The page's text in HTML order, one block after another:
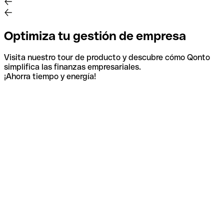
Optimiza tu gestión de empresa
Visita nuestro tour de producto y descubre cómo Qonto
simplifica las finanzas empresariales.
¡Ahorra tiempo y energía!